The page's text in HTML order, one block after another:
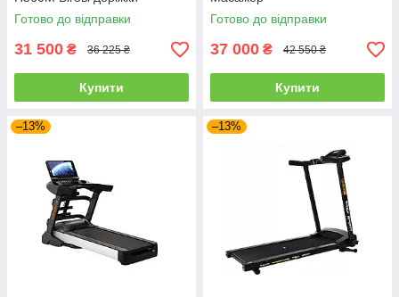
Готово до відправки
31 500 ₴ 36 225 ₴
Купити
Готово до відправки
37 000 ₴ 42 550 ₴
Купити
–13% –13%